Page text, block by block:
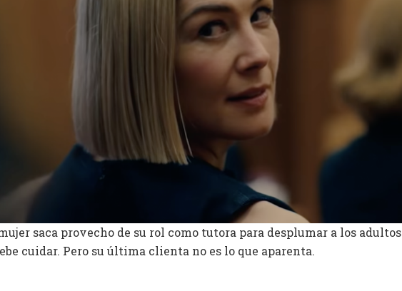
saca provecho de su rol como tutora para desplumar a los adultos
cuidar. Pero su última clienta no es lo que aparenta.